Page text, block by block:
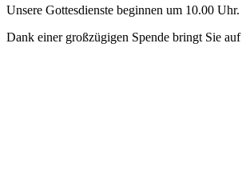
Unsere Gottesdienste beginnen um 10.00
Dank einer großzügigen Spende bringt Sie